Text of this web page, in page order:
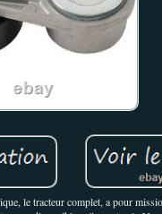
le tracteur complet, a pour